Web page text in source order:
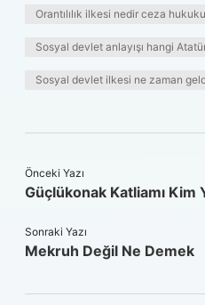
Orantılılık ilkesi nedir ceza
Sosyal devlet anlayışı hangi
Sosyal devlet ilkesi ne zaman
Önceki Yazı
Güçlükonak Katliamı Kim
Sonraki Yazı
Mekruh Değil Ne Demek